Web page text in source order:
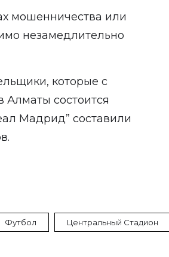
мошенничества или
незамедлительно
которые с
Алматы состоится
Мадрид” составили
Футбол Центральный Стадион